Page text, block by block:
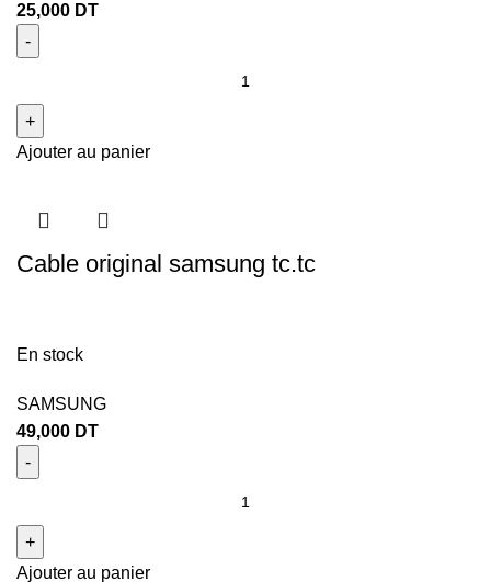
25,000 DT
Ajouter au panier
Cable original samsung tc.tc
En stock
SAMSUNG
49,000 DT
Ajouter au panier